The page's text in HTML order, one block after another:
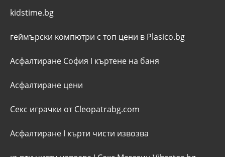
kidstime.bg
геймърски компютри с топ цени в Plasico.bg
Асфалтиране София I къртене на баня
Асфалтиране цени
Секс играчки от Cleopatrabg.com
Асфалтиране I кърти чисти извозва